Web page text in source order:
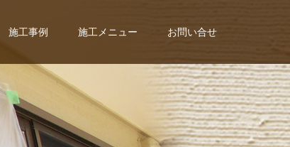
施工事例 施工メニュー お問い合せ